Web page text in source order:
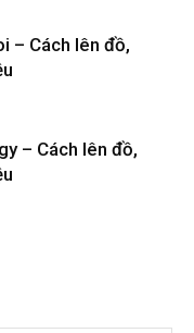
– Cách lên đồ,
– Cách lên đồ,